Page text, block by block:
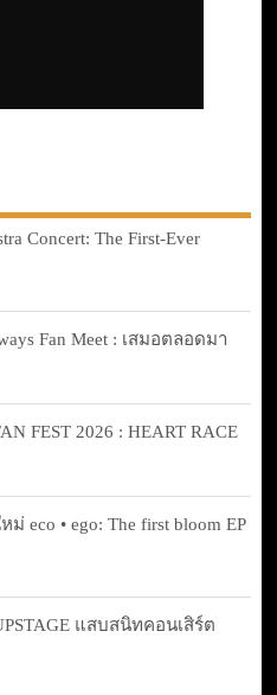
Concert: The First-Ever
Fan Meet : เสมอตลอดมา
FEST 2026 : HEART RACE
eco • ego: The first bloom EP
แสบสนิทคอนเสิร์ต